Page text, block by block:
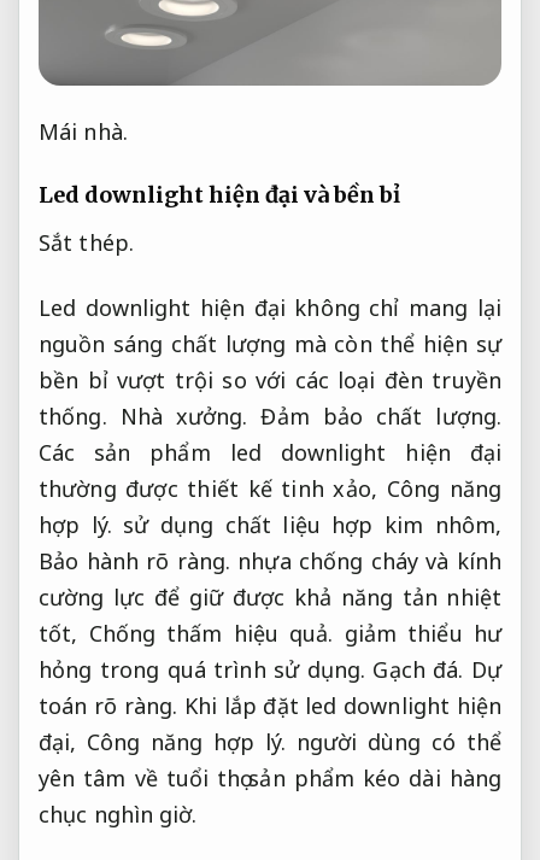
Mái nhà.
Led downlight hiện đại và bền bỉ
Sắt thép.
Led downlight hiện đại không chỉ mang lại
nguồn sáng chất lượng mà còn thể hiện sự
bền bỉ vượt trội so với các loại đèn truyền
thống. Nhà xưởng. Đảm bảo chất lượng.
Các sản phẩm led downlight hiện đại
thường được thiết kế tinh xảo, Công năng
hợp lý. sử dụng chất liệu hợp kim nhôm,
Bảo hành rõ ràng. nhựa chống cháy và kính
cường lực để giữ được khả năng tản nhiệt
tốt, Chống thấm hiệu quả. giảm thiểu hư
hỏng trong quá trình sử dụng. Gạch đá. Dự
toán rõ ràng. Khi lắp đặt led downlight hiện
đại, Công năng hợp lý. người dùng có thể
yên tâm về tuổi thọ sản phẩm kéo dài hàng
chục nghìn giờ.